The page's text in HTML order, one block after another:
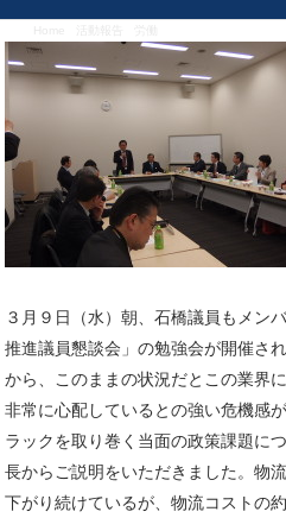
３月９日（水）朝、石橋議員もメン
推進議員懇談会」の勉強会が開催さ
から、このままの状況だとこの業界
非常に心配しているとの強い危機感
ラックを取り巻く当面の政策課題に
長からご説明をいただきました。物
下がり続けているが、物流コストの